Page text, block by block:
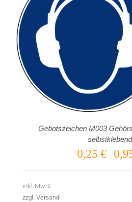
Gebotszeichen M003
selbstklebend
0,25 €–
inkl. MwSt.
zzgl. Versand